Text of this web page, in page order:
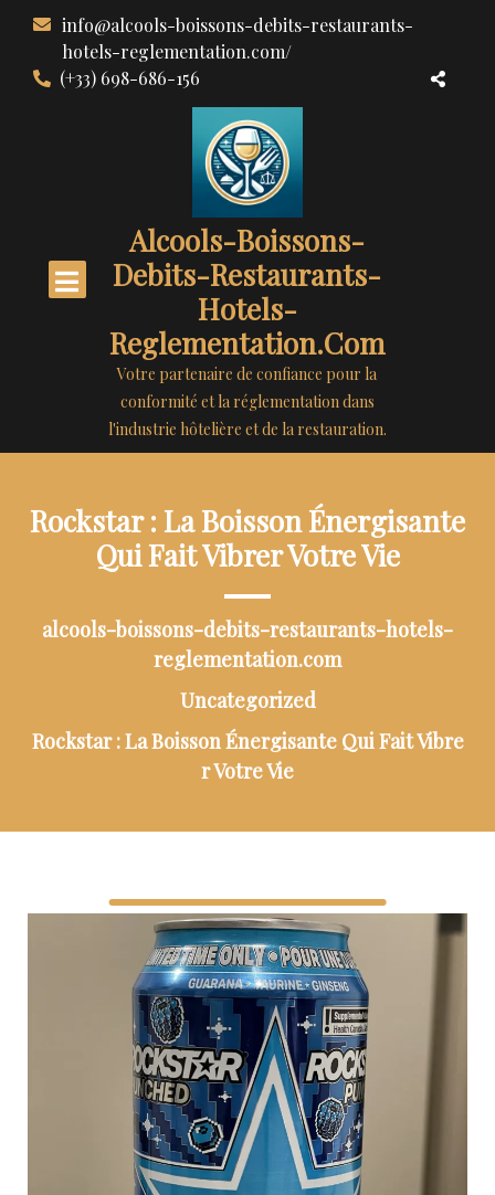
contenu
info@alcools-boissons-debits-restaurants-
hotels-reglementation.com/
(+33) 698-686-156
Alcools-Boissons-
Debits-Restaurants-
Hotels-
Reglementation.com
Votre partenaire de confiance pour la
conformité et la réglementation dans
l'industrie hôtelière et de la restauration.
Rockstar : La Boisson Énergisante
Qui Fait Vibrer Votre Vie
alcools-boissons-debits-restaurants-hotels-
reglementation.com
Uncategorized
Rockstar : La Boisson Énergisante Qui Fait Vibre
r Votre Vie